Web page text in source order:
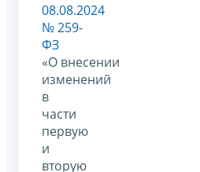
08.08.2024
№ 259-
ФЗ
«О внесении
изменений
в
части
первую
и
вторую